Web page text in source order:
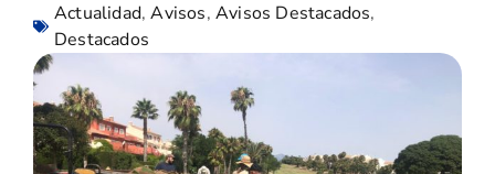
Actualidad,Avisos,Avisos Destacados,
Destacados